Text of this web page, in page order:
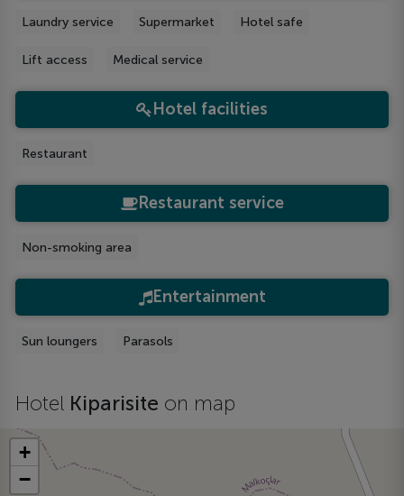
Laundry service Supermarket Hotel safe
Lift access Medical service
Hotel facilities
Restaurant
Restaurant service
Non-smoking area
Entertainment
Sun loungers Parasols
Hotel Kiparisite on map
+
−